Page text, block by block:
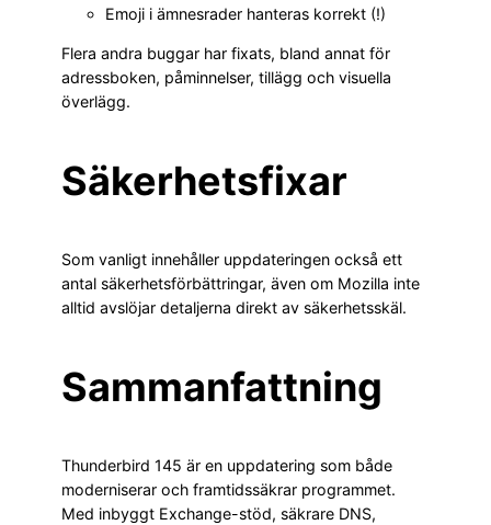
Emoji i ämnesrader hanteras korrekt (!)
Flera andra buggar har fixats, bland annat för
adressboken, påminnelser, tillägg och visuella
överlägg.
Säkerhetsfixar
Som vanligt innehåller uppdateringen också ett
antal säkerhetsförbättringar, även om Mozilla inte
alltid avslöjar detaljerna direkt av säkerhetsskäl.
Sammanfattning
Thunderbird 145 är en uppdatering som både
moderniserar och framtidssäkrar programmet.
Med inbyggt Exchange-stöd, säkrare DNS,